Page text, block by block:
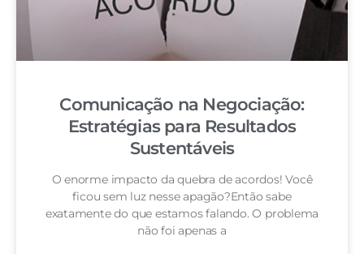
Comunicação na Negociação:
Estratégias para Resultados
Sustentáveis
O enorme impacto da quebra de acordos! Você
ficou sem luz nesse apagão?Então sabe
exatamente do que estamos falando. O problema
não foi apenas a